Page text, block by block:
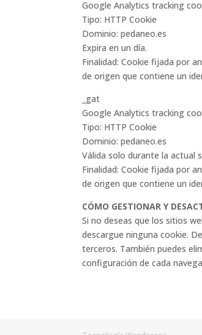
Google Analytics tracking
Tipo: HTTP Cookie
Dominio: pedaneo.es
Expira en un día.
Finalidad: Cookie fijada por
de origen que contiene un
_gat
Google Analytics tracking
Tipo: HTTP Cookie
Dominio: pedaneo.es
Válida solo durante la actual
Finalidad: Cookie fijada por
de origen que contiene un
CÓMO GESTIONAR Y
Si no deseas que los sitios
descargue ninguna cookie.
terceros. También puedes
configuración de cada